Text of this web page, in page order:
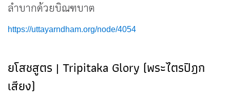
ลำบากด้วยบิณฑบาต
https://uttayarndham.org/node/4054
ยโสชสูตร | Tripitaka Glory (พระไตรปิฎก
เสียง)